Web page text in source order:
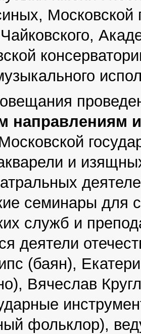
Московской
направлениям
и
семинары для
служб и
деятели
(баян),
Вячеслав
фольклор),